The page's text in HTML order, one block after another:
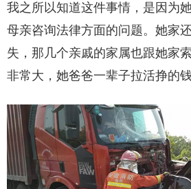
我之所以知道这件事情，是因为
母亲咨询法律方面的问题。她家
失，那几个亲戚的家属也跟她家
非常大，她爸爸一辈子拉活挣的钱